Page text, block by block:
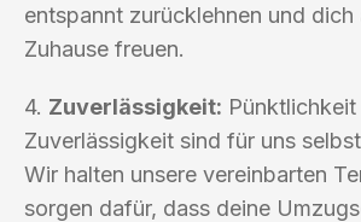
entspannt zurücklehnen und dich
Zuhause freuen.
4. Zuverlässigkeit: Pünktlichkeit
Zuverlässigkeit sind für uns
Wir halten unsere vereinbarten
sorgen dafür, dass deine